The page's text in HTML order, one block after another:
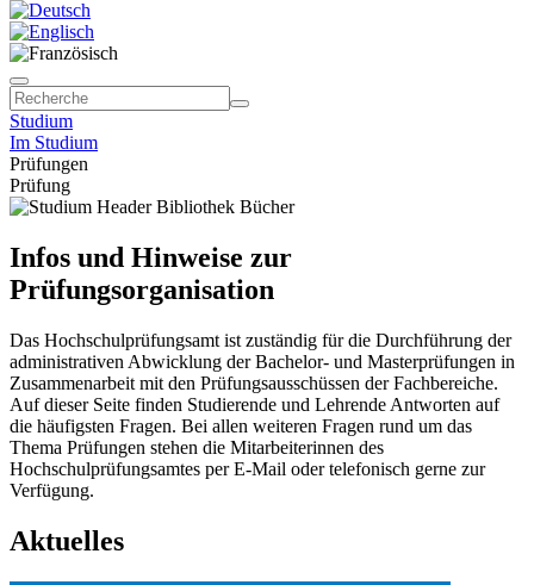
Studium
Im Studium
Prüfungen
Prüfung
Infos und Hinweise zur
Prüfungsorganisation
Das Hochschulprüfungsamt ist zuständig für die Durchführung der
administrativen Abwicklung der Bachelor- und Masterprüfungen in
Zusammenarbeit mit den Prüfungsausschüssen der Fachbereiche.
Auf dieser Seite finden Studierende und Lehrende Antworten auf
die häufigsten Fragen. Bei allen weiteren Fragen rund um das
Thema Prüfungen stehen die Mitarbeiterinnen des
Hochschulprüfungsamtes per E-Mail oder telefonisch gerne zur
Verfügung.
Aktuelles